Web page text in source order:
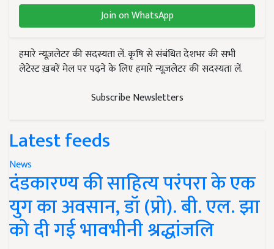
Join on WhatsApp
हमारे न्यूज़लेटर की सदस्यता लें. कृषि से संबंधित देशभर की सभी
लेटेस्ट ख़बरें मेल पर पढ़ने के लिए हमारे न्यूज़लेटर की सदस्यता लें.
Subscribe Newsletters
Latest feeds
News
दंडकारण्य की साहित्य परंपरा के एक
युग का अवसान, डॉ (प्रो). बी. एल. झा
को दी गई भावभीनी श्रद्धांजलि